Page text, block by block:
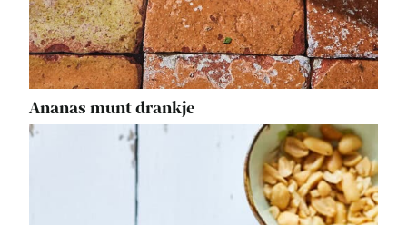
Ananas munt drankje